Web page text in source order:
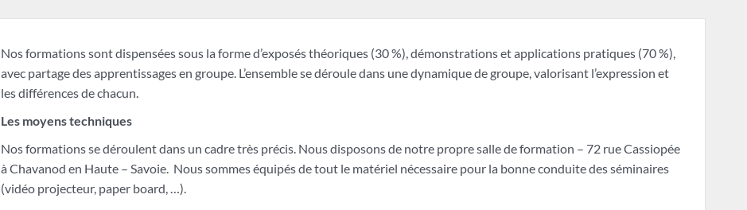
Nos formations sont dispensées sous la forme d’exposés théoriques (30 %), démonstrations et applications pratiques (70 %),
avec partage des apprentissages en groupe. L’ensemble se déroule dans une dynamique de groupe, valorisant l’expression et
les différences de chacun.
Les moyens techniques
Nos formations se déroulent dans un cadre très précis. Nous disposons de notre propre salle de formation – 72 rue Cassiopée
à Chavanod en Haute – Savoie. Nous sommes équipés de tout le matériel nécessaire pour la bonne conduite des séminaires
(vidéo projecteur, paper board, …).